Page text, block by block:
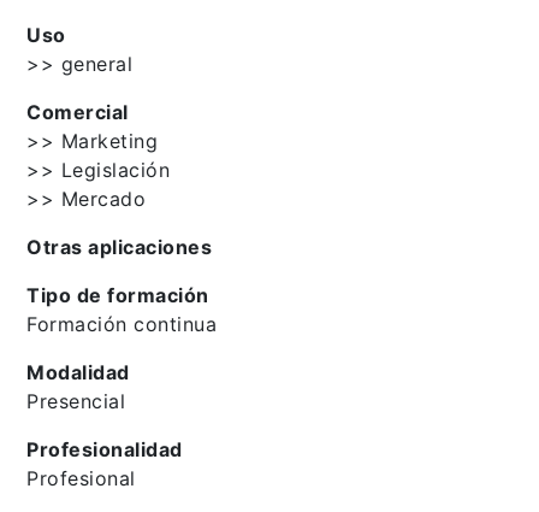
Uso
>> general
Comercial
>> Marketing
>> Legislación
>> Mercado
Otras aplicaciones
Tipo de formación
Formación continua
Modalidad
Presencial
Profesionalidad
Profesional